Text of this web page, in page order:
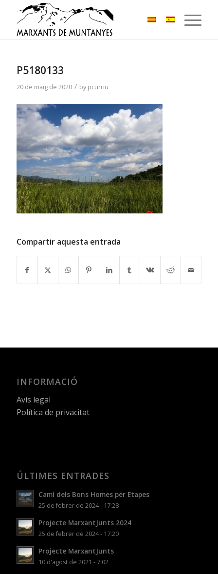
P5180133
20 de maig de 2020 / bypcurriu
Compartir aquesta entrada
INFORMACIÓ
Avís legal
Política de privacitat
ÚLTIMES ENTRADES
Camí dels Bons Homes per Etapes
25 de febrer de 2024 - 17:28
Projecte MarxantJunts 2024
25 de febrer de 2024 - 17:20
Projecte MarxantJunts
10 d'agost de 2021 - 7:02